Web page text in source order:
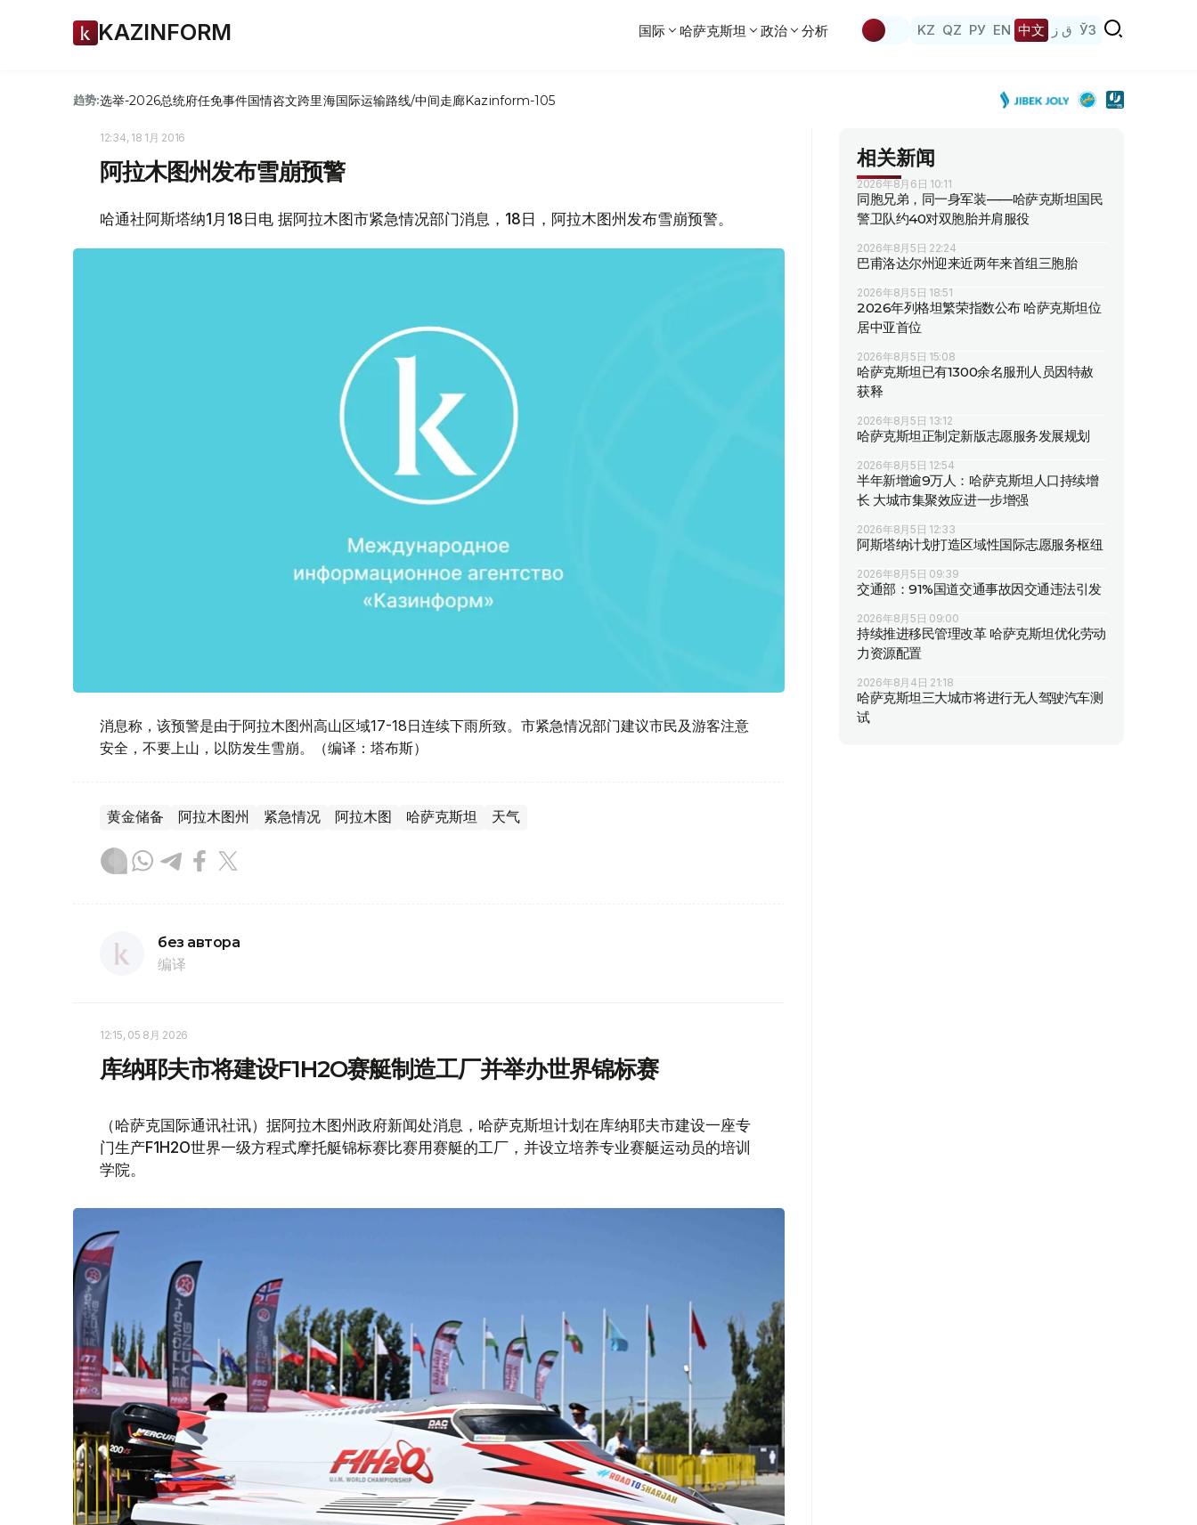
KAZINFORM 国际 哈萨克斯坦 政治 分析 KZ QZ РУ EN 中文 ق ز ЎЗ
趋势:选举-2026总统府任免事件国情咨文跨里海国际运输路线/中间走廊Kazinform-105
12:34, 18 1月 2016
阿拉木图州发布雪崩预警
哈通社阿斯塔纳1月18日电 据阿拉木图市紧急情况部门消息，18日，阿拉木图州发布雪崩预警。
消息称，该预警是由于阿拉木图州高山区域17-18日连续下雨所致。市紧急情况部门建议市民及游客注意
安全，不要上山，以防发生雪崩。（编译：塔布斯）
黄金储备 阿拉木图州 紧急情况 阿拉木图 哈萨克斯坦 天气
без автора
编译
12:15, 05 8月 2026
库纳耶夫市将建设F1H2O赛艇制造工厂并举办世界锦标赛
（哈萨克国际通讯社讯）据阿拉木图州政府新闻处消息，哈萨克斯坦计划在库纳耶夫市建设一座专
门生产F1H2O世界一级方程式摩托艇锦标赛比赛用赛艇的工厂，并设立培养专业赛艇运动员的培训
学院。
相关新闻
2026年8月6日 10:11
同胞兄弟，同一身军装——哈萨克斯坦国民
警卫队约40对双胞胎并肩服役
2026年8月5日 22:24
巴甫洛达尔州迎来近两年来首组三胞胎
2026年8月5日 18:51
2026年列格坦繁荣指数公布 哈萨克斯坦位
居中亚首位
2026年8月5日 15:08
哈萨克斯坦已有1300余名服刑人员因特赦
获释
2026年8月5日 13:12
哈萨克斯坦正制定新版志愿服务发展规划
2026年8月5日 12:54
半年新增逾9万人：哈萨克斯坦人口持续增
长 大城市集聚效应进一步增强
2026年8月5日 12:33
阿斯塔纳计划打造区域性国际志愿服务枢纽
2026年8月5日 09:39
交通部：91%国道交通事故因交通违法引发
2026年8月5日 09:00
持续推进移民管理改革 哈萨克斯坦优化劳动
力资源配置
2026年8月4日 21:18
哈萨克斯坦三大城市将进行无人驾驶汽车测
试